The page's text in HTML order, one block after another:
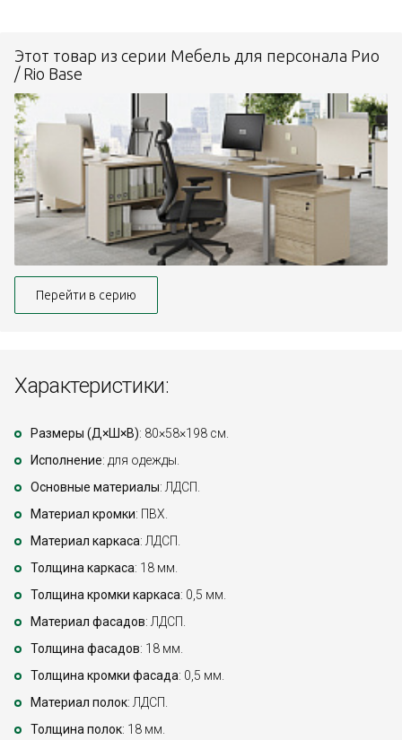
Этот товар из серии Мебель для персонала Рио
/ Rio Base
Перейти в серию
Характеристики:
Размеры (Д×Ш×В): 80×58×198 см.
Исполнение: для одежды.
Основные материалы: ЛДСП.
Материал кромки: ПВХ.
Материал каркаса: ЛДСП.
Толщина каркаса: 18 мм.
Толщина кромки каркаса: 0,5 мм.
Материал фасадов: ЛДСП.
Толщина фасадов: 18 мм.
Толщина кромки фасада: 0,5 мм.
Материал полок: ЛДСП.
Толщина полок: 18 мм.